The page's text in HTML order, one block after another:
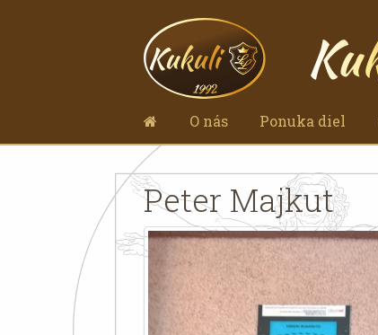
O nás Ponuka diel
Peter Majkut